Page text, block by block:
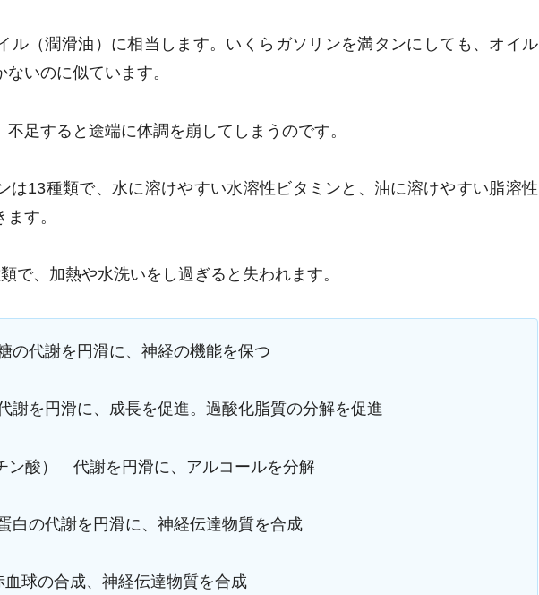
ル（潤滑油）に相当します。いくらガソリンを満タンにしても、オイル
いのに似ています。
足すると途端に体調を崩してしまうのです。
は13種類で、水に溶けやすい水溶性ビタミンと、油に溶けやすい脂溶性
す。
で、加熱や水洗いをし過ぎると失われます。
謝を円滑に、神経の機能を保つ
円滑に、成長を促進。過酸化脂質の分解を促進
ン酸） 代謝を円滑に、アルコールを分解
代謝を円滑に、神経伝達物質を合成
の合成、神経伝達物質を合成